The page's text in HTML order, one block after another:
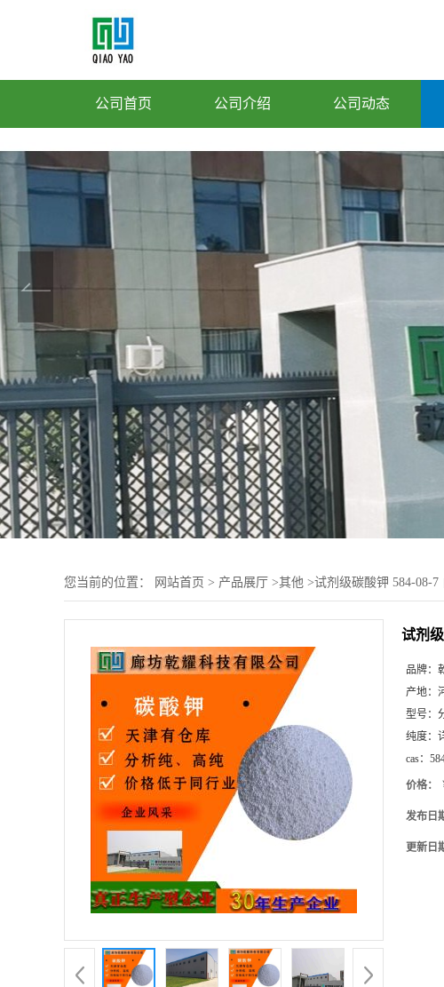
公司首页 公司介绍 公司动态
您当前的位置： 网站首页 > 产品展厅 >其他 >试剂级碳酸钾 584-08-
试剂
品牌：
产地：
型号：
纯度：
cas：
价格：
发布日
更新日